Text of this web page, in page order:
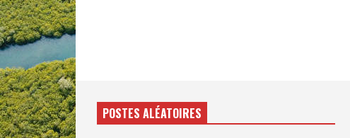
POSTES ALÉATOIRES